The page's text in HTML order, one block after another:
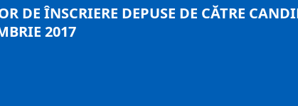
DE ÎNSCRIERE DEPUSE DE CĂTRE
2017